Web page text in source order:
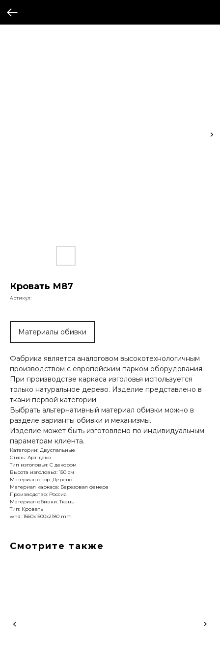
Кровать М87
Артикул:
Материалы обивки
Фабрика является аналоговом высокотехнологичным
производством с европейским парком оборудования.
При производстве каркаса изголовья используется
только натуральное дерево. Изделие представлено в
ткани первой категории.
Выбрать альтернативный материал обивки можно в
разделе варианты обивки и механизмы.
Изделие может быть изготовлено по индивидуальным
параметрам клиента.
Категории: Двуспальные
Стиль: Арт-деко
Тип изголовья: С декором
Высота изголовья: 150 см
Материал опор: Дерево
Материал каркаса: Березовая фанера
Производство: Россия
Материал обивки: Ткань
Тип: Кровать
whd: 1560x1500x2180 mm
Смотрите также